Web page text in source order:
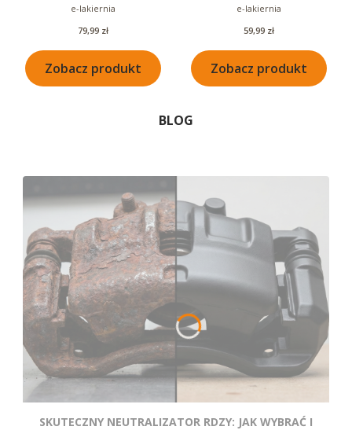
WSZYSKIE KOLORY
Producent
e-lakiernia
Cena
79,99 zł
Zobacz produkt
200ML
Producent
e-lakiernia
Cena
59,99 zł
Zobacz produkt
BLOG
SKUTECZNY NEUTRALIZATOR RDZY: JAK WYBRAĆ I